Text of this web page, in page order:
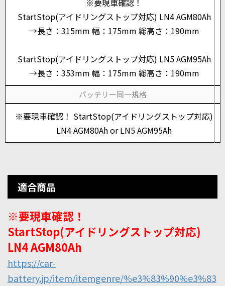
※要現車確認！
StartStop(アイドリングストップ対応) LN4 AGM80Ah
→長さ：315mm 幅：175mm 総高さ：190mm
StartStop(アイドリングストップ対応) LN5 AGM95Ah
→長さ：353mm 幅：175mm 総高さ：190mm
バッテリー同一規格
※要現車確認！ StartStop(アイドリングストップ対応)
LN4 AGM80Ah or LN5 AGM95Ah
適合商品
※要現車確認！
StartStop(アイドリングストップ対応)
LN4 AGM80Ah
https://car-
battery.jp/item/itemgenre/%e3%83%90%e3%83